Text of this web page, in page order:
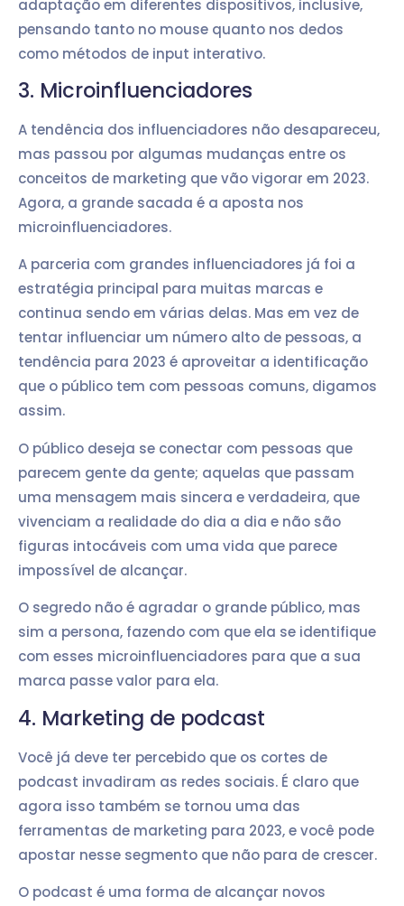
adaptação em diferentes dispositivos, inclusive,
pensando tanto no mouse quanto nos dedos
como métodos de input interativo.
3. Microinfluenciadores
A tendência dos influenciadores não desapareceu,
mas passou por algumas mudanças entre os
conceitos de marketing que vão vigorar em 2023.
Agora, a grande sacada é a aposta nos
microinfluenciadores.
A parceria com grandes influenciadores já foi a
estratégia principal para muitas marcas e
continua sendo em várias delas. Mas em vez de
tentar influenciar um número alto de pessoas, a
tendência para 2023 é aproveitar a identificação
que o público tem com pessoas comuns, digamos
assim.
O público deseja se conectar com pessoas que
parecem gente da gente; aquelas que passam
uma mensagem mais sincera e verdadeira, que
vivenciam a realidade do dia a dia e não são
figuras intocáveis com uma vida que parece
impossível de alcançar.
O segredo não é agradar o grande público, mas
sim a persona, fazendo com que ela se identifique
com esses microinfluenciadores para que a sua
marca passe valor para ela.
4. Marketing de podcast
Você já deve ter percebido que os cortes de
podcast invadiram as redes sociais. É claro que
agora isso também se tornou uma das
ferramentas de marketing para 2023, e você pode
apostar nesse segmento que não para de crescer.
O podcast é uma forma de alcançar novos